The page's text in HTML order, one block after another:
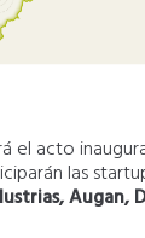
acto
las
Augan,